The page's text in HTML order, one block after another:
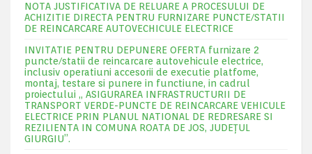
NOTA JUSTIFICATIVA DE RELUARE A PROCESULUI DE
ACHIZITIE DIRECTA PENTRU FURNIZARE PUNCTE/STATII
DE REINCARCARE AUTOVECHICULE ELECTRICE
INVITATIE PENTRU DEPUNERE OFERTA furnizare 2
puncte/statii de reincarcare autovehicule electrice,
inclusiv operatiuni accesorii de executie platfome,
montaj, testare si punere in functiune, in cadrul
proiectului „ ASIGURAREA INFRASTRUCTURII DE
TRANSPORT VERDE-PUNCTE DE REINCARCARE VEHICULE
ELECTRICE PRIN PLANUL NATIONAL DE REDRESARE SI
REZILIENTA IN COMUNA ROATA DE JOS, JUDEŢUL
GIURGIU”.